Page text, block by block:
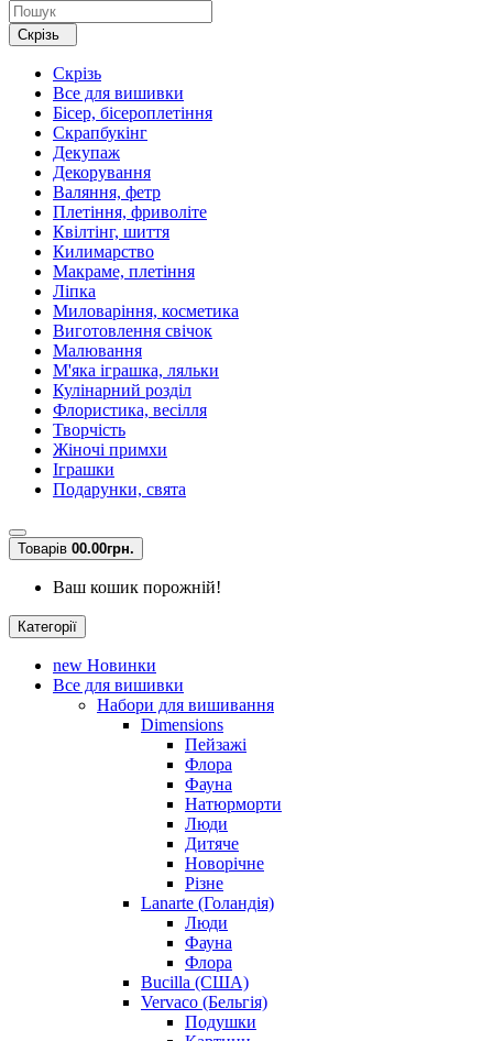
Скрізь
Скрізь
Все для вишивки
Бісер, бісероплетіння
Скрапбукінг
Декупаж
Декорування
Валяння, фетр
Плетіння, фриволіте
Квілтінг, шиття
Килимарство
Макраме, плетіння
Ліпка
Миловаріння, косметика
Виготовлення свічок
Малювання
М'яка іграшка, ляльки
Кулінарний розділ
Флористика, весілля
Творчість
Жіночі примхи
Іграшки
Подарунки, свята
Товарів 00.00грн.
Ваш кошик порожній!
Категорії
new Новинки
Все для вишивки
Набори для вишивання
Dimensions
Пейзажі
Флора
Фауна
Натюрморти
Люди
Дитяче
Новорічне
Різне
Lanarte (Голандія)
Люди
Фауна
Флора
Bucilla (США)
Vervaco (Бельгія)
Подушки